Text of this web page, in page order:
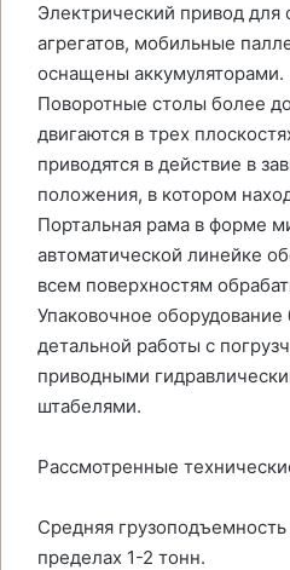
Электрический привод для
агрегатов, мобильные
оснащены аккумуляторами.
Поворотные столы более
двигаются в трех
приводятся в действие в
положения, в котором
Портальная рама в форме
автоматической линейке
всем поверхностям
Упаковочное
детальной работы с
приводными
штабелями.
Рассмотренные
Средняя грузоподъемность
пределах 1-2 тонн.